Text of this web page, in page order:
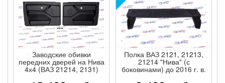
Заводские обивки
передних дверей на Нива
4х4 (ВАЗ 21214, 2131)
Полка ВАЗ 2121, 21213,
21214 "Нива" (с
боковинами) до 2016 г. в.